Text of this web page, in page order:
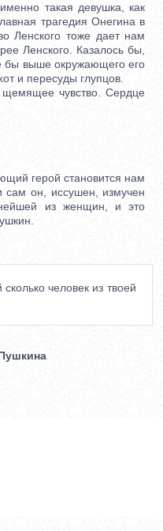
такая девушка, как
трагедия Онегина в
Ленского тоже дает нам
Ленского. Казалось бы,
бы выше окружающего его
и пересуды глупцов.
чувство. Сердце
герой становится нам
сам он, иссушен, измучен
из женщин, и это
сколько человек из твоей